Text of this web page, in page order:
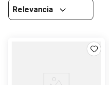
Relevancia